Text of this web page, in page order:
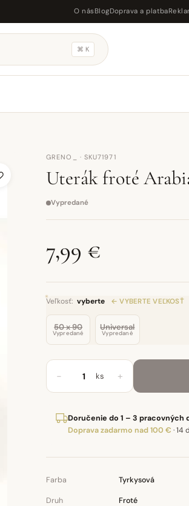
O nás BlogDoprava a platba
⌘ K
GRENO_ · SKU71971
Uterák froté
Vypredané
7,99 €
Veľkosť: vyberte ← VYBERTE VEĽKOSŤ
50 x 90
Vypredané
Universal
Vypredané
− ks +
Doručenie do 1 – 3 pracovných
Doprava zadarmo nad 100 € ·14
Farba Tyrkysová
Druh Froté